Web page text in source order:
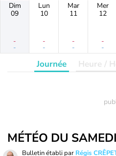
Dim
09
-
-
Lun
10
-
-
Mar
11
-
-
Mer
12
-
-
Journée Heure /
MÉTÉO DU
Bulletin établi par Régis